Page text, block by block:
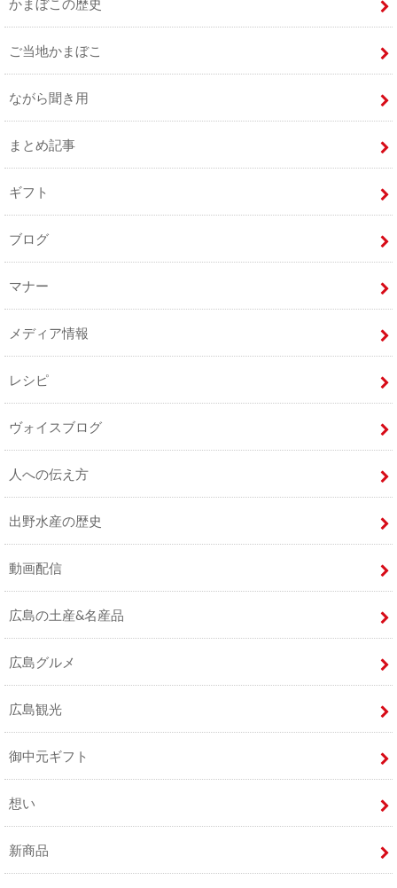
かまぼこの歴史
ご当地かまぼこ
ながら聞き用
まとめ記事
ギフト
ブログ
マナー
メディア情報
レシピ
ヴォイスブログ
人への伝え方
出野水産の歴史
動画配信
広島の土産&名産品
広島グルメ
広島観光
御中元ギフト
想い
新商品